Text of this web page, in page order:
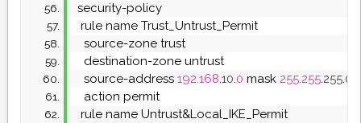
security-policy
rule name Trust_Untrust_Permit
  source-zone trust
  destination-zone untrust
  source-address
192.168.10.0 mask 255.255.255.0
  action permit
rule name Untrust&Local_IKE_Permit